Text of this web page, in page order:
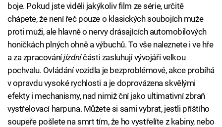
boje. Pokud jste viděli jakýkoliv film ze série, určitě
chápete, že není řeč pouze o klasických soubojích muže
proti muži, ale hlavně o nervy drásajících automobilových
honičkách plných ohně a výbuchů. To vše naleznete i ve hře
a za zpracováníjízdníčásti zasluhují vývojáři velkou
pochvalu. Ovládání vozidla je bezproblémové, akce probíhá
v opravdu vysoké rychlosti a je doprovázena skvělými
efekty i mechanismy, nad nimiž ční jako ultimativní zbraň
vystřelovací harpuna. Můžete si sami vybrat, jestli příštího
soupeře pošlete na smrt tím, že ho vystřelíte z kabiny, nebo